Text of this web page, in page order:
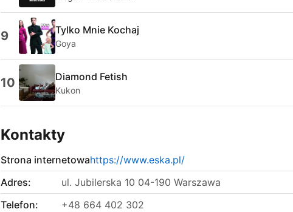
9 Tylko Mnie Kochaj
Goya
10 Diamond Fetish
Kukon
Kontakty
Strona internetowahttps://www.eska.pl/
Adres:
ul. Jubilerska 10 04-190 Warszawa
Telefon:
+48 664 402 302